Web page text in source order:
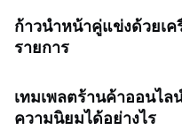
ก้าวนำหน้าคู่แข่งด้วยเ
รายการ
เทมเพลตร้านค้าออนไ
ความนิยมได้อย่างไร